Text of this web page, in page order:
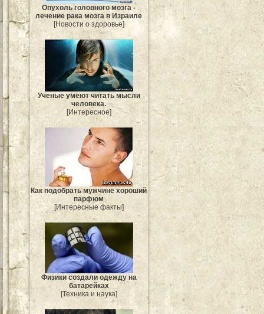
Опухоль головного мозга -
лечение рака мозга в Израиле
[Новости о здоровье]
Ученые умеют читать мысли
человека.
[Интересное]
Как подобрать мужчине хороший
парфюм
[Интересные факты]
Физики создали одежду на
батарейках
[Техника и наука]